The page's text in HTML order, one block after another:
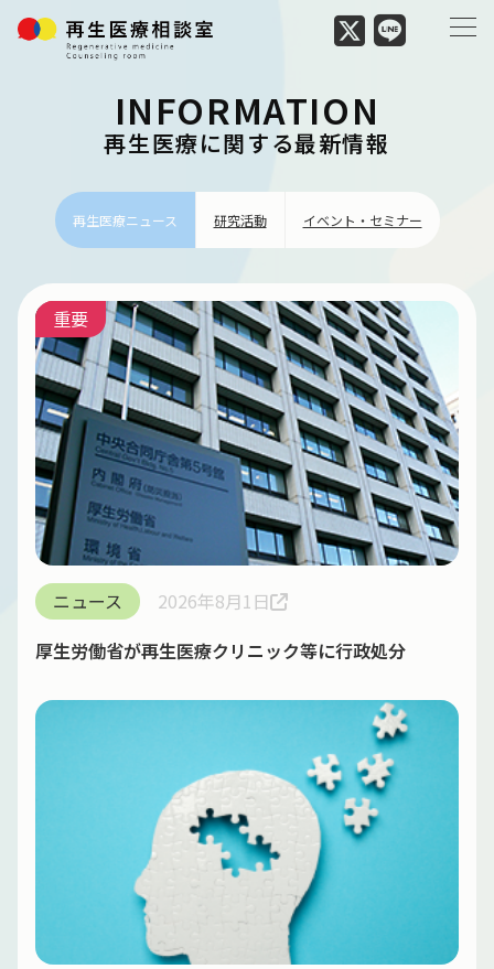
INFORMATION
再生医療に関する最新情報
再生医療ニュース 研究活動 イベント・セミナー
ニュース 2026年8月1日
重要
厚生労働省が再生医療クリニック等に行政処分